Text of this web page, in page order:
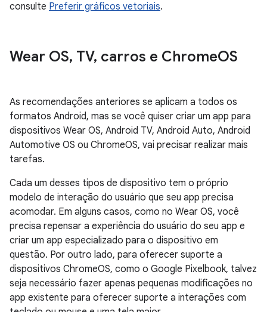
consulte Preferir gráficos vetoriais.
Wear OS, TV, carros e ChromeOS
As recomendações anteriores se aplicam a todos os
formatos Android, mas se você quiser criar um app para
dispositivos Wear OS, Android TV, Android Auto, Android
Automotive OS ou ChromeOS, vai precisar realizar mais
tarefas.
Cada um desses tipos de dispositivo tem o próprio
modelo de interação do usuário que seu app precisa
acomodar. Em alguns casos, como no Wear OS, você
precisa repensar a experiência do usuário do seu app e
criar um app especializado para o dispositivo em
questão. Por outro lado, para oferecer suporte a
dispositivos ChromeOS, como o Google Pixelbook, talvez
seja necessário fazer apenas pequenas modificações no
app existente para oferecer suporte a interações com